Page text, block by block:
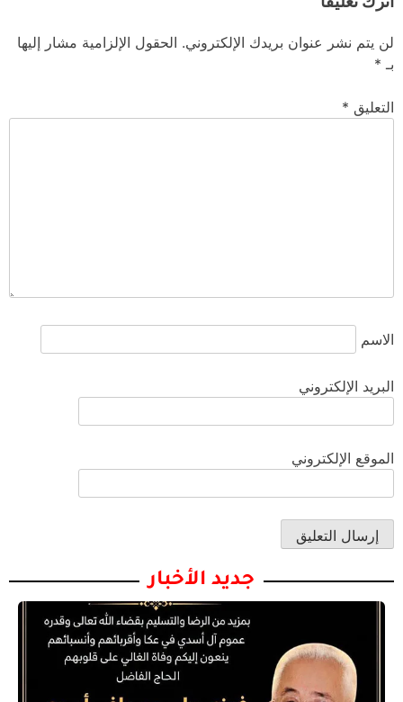
لن يتم نشر عنوان بريدك الإلكتروني. الحقول الإلزامية مشار إليها
بـ *
التعليق *
الاسم
البريد الإلكتروني
الموقع الإلكتروني
جديد الأخبار